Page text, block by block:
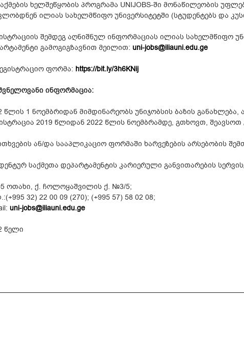
ხელშეწყობის პროგრამა UNIJOBS-ში მონაწილეობის
ილიას სახელმწიფო უნივერსიტეტში (სტუდენტებს და
შემდეგ აღნიშნულ ინფორმაციას ილიას სახელმწიფო
გამოგიგზავნით მეილით: uni-jobs@iliauni.edu.ge
ფორმა: https://bit.ly/3h6KNij
ინფორმაცია:
წლის 1 ნოემბრიდან მიმდინარეობს უნიჯობსის ბაზის
2019 წლიდან 2022 წლის ნოემბრამდე, გთხოვთ,
ან/და სააპლიკაციო ფორმაში ხარვეზების არსებობის
საქმეთა დეპარტამენტის კარიერული განვითარების
ოთახი, ქ. ჩოლოყაშვილის ქ. №3/5;
32) 22 00 09 (270); (+995 57) 58 02 08;
uni-jobs@iliauni.edu.ge
წელი